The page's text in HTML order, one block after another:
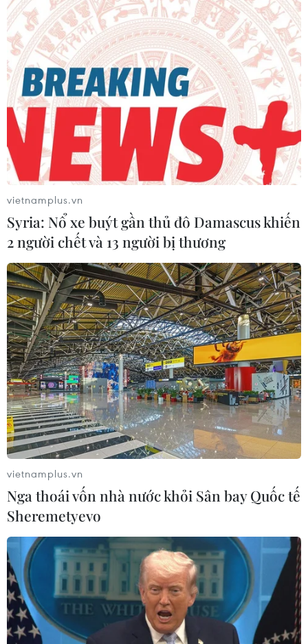
Cổ động viên Việt Nam tại Nga 'chia lửa'
với sân vận động Mỹ Đình
16/12/2018 00:30
Sắc đỏ sao vàng từ những chiếc áo được các cổ động
viên tại Xứ sở Bạch Dương mang trên mình dường như
đã góp phần "chuyển lửa" đến sân Mỹ Đình, tới các cầu
thủ đang thi đấu trên sân.
Đội tuyển Việt Nam và Hàn Quốc tranh
cúp bóng đá liên khu vực
16/12/2018 01:48
Với tư cách là nhà vô địch khu vực Đông Nam Á, đội
tuyển Việt Nam sẽ chạm trán đội vô địch khu vực Đông
Á là đội tuyển Hàn Quốc ở trận tranh cúp AFF-EAFF vào
ngày 26/3/2019.
vietnamplus.vn
Syria: Nổ xe buýt gần thủ đô Damascus khiến
2 người chết và 13 người bị thương
vietnamplus.vn
Nga thoái vốn nhà nước khỏi Sân bay Quốc tế
Sheremetyevo